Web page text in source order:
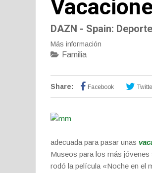
DAZN - Spain:
Más información
Familia
Share: Facebook
adecuada para pasar unas
Museos para los más
rodó la película «Noche en el